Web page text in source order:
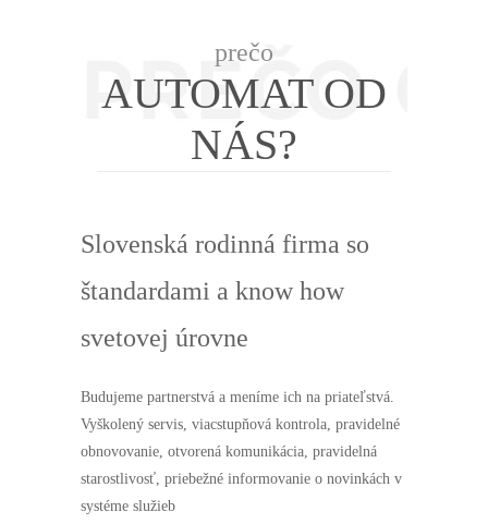
prečo
AUTOMAT OD
NÁS?
Slovenská rodinná firma so
štandardami a know how
svetovej úrovne
Budujeme partnerstvá a meníme ich na priateľstvá.
Vyškolený servis, viacstupňová kontrola, pravidelné
obnovovanie, otvorená komunikácia, pravidelná
starostlivosť, priebežné informovanie o novinkách v
systéme služieb